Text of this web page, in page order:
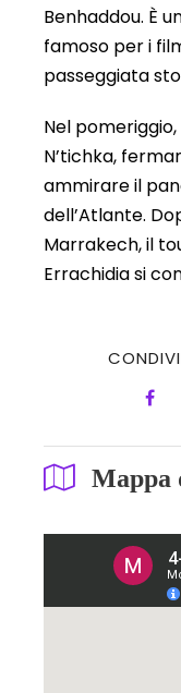
Benhaddou. È
famoso per i
passeggiata
Nel
N’tichka,
ammirare il
dell’Atlante.
Marrakech, il
Errachidia si
Mappa